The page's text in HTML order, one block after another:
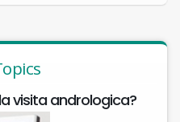
visita andrologica?